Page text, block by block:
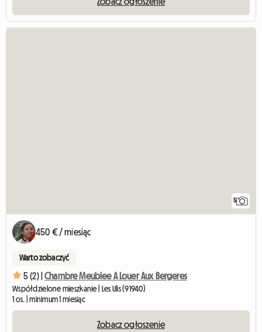
5
450 € / miesiąc
Warto zobaczyć
5 (2) | Chambre Meublee A Louer Aux Bergeres
Współdzielone mieszkanie | Les Ulis (91940)
1 os. | minimum 1 miesiąc
Zobacz ogłoszenie